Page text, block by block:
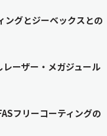
ングとジーベックスとの
ーザー・メガジュール
フリーコーティングの